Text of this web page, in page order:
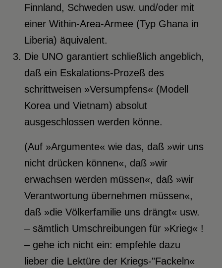
Finnland, Schweden usw. und/oder mit
einer Within-Area-Armee (Typ Ghana in
Liberia) äquivalent.
Die UNO garantiert schließlich angeblich,
daß ein Eskalations-Prozeß des
schrittweisen »Versumpfens« (Modell
Korea und Vietnam) absolut
ausgeschlossen werden könne.
(Auf »Argumente« wie das, daß »wir uns
nicht drücken können«, daß »wir
erwachsen werden müssen«, daß »wir
Verantwortung übernehmen müssen«,
daß »die Völkerfamilie uns drängt« usw.
– sämtlich Umschreibungen für »Krieg« !
– gehe ich nicht ein: empfehle dazu
lieber die Lektüre der Kriegs-"Fackeln«